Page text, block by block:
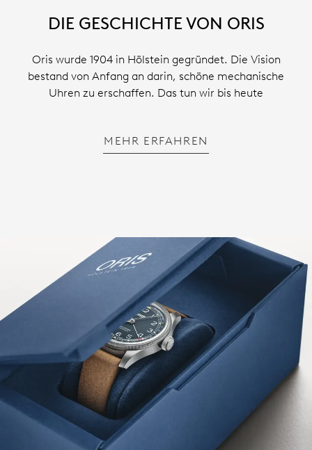
DIE GESCHICHTE VON ORIS
Oris wurde 1904 in Hölstein gegründet. Die Vision
bestand von Anfang an darin, schöne mechanische
Uhren zu erschaffen. Das tun wir bis heute
MEHR ERFAHREN